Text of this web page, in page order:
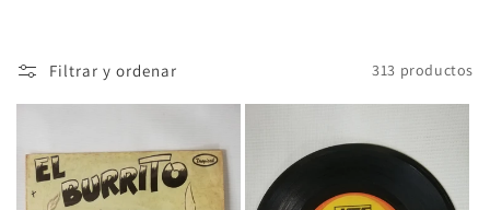
e
c
Filtrar y ordenar 313 productos